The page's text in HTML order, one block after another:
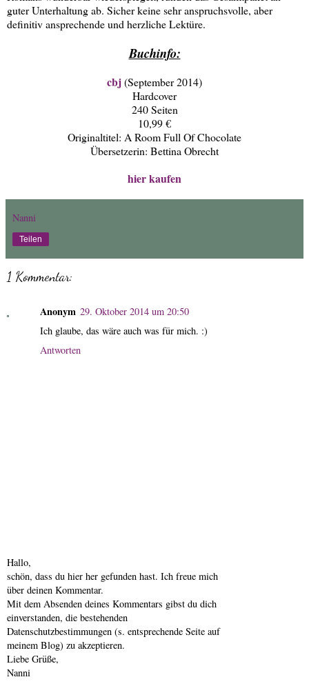
guter Unterhaltung ab. Sicher keine sehr anspruchsvolle, aber
definitiv ansprechende und herzliche Lektüre.
Buchinfo:
cbj(September 2014)
Hardcover
240 Seiten
10,99 €
Originaltitel: A Room Full Of Chocolate
Übersetzerin: Bettina Obrecht
hier kaufen
Nanni
Teilen
1 Kommentar:
Anonym 29. Oktober 2014 um 20:50
Ich glaube, das wäre auch was für mich. :)
Antworten
Hallo,
schön, dass du hier her gefunden hast. Ich freue mich
über deinen Kommentar.
Mit dem Absenden deines Kommentars gibst du dich
einverstanden, die bestehenden
Datenschutzbestimmungen (s. entsprechende Seite auf
meinem Blog) zu akzeptieren.
Liebe Grüße,
Nanni